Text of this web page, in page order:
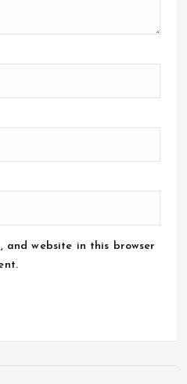
and website in this browser